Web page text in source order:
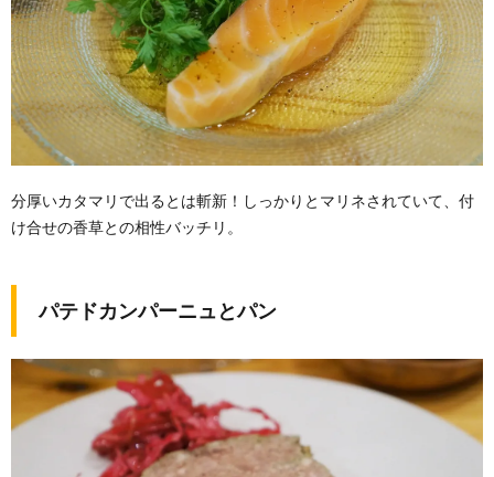
分厚いカタマリで出るとは斬新！しっかりとマリネされていて、付
け合せの香草との相性バッチリ。
パテドカンパーニュとパン